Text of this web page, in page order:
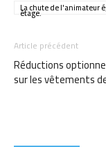
La chute de l'animateur
étage.
Article précédent
Réductions
sur les vêtements